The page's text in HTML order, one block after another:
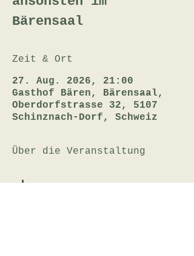
Bärensaal
Zeit & Ort
27. Aug. 2026, 21:00
Gasthof Bären, Bärensaal,
Oberdorfstrasse 32, 5107
Schinznach-Dorf, Schweiz
Über die Veranstaltung